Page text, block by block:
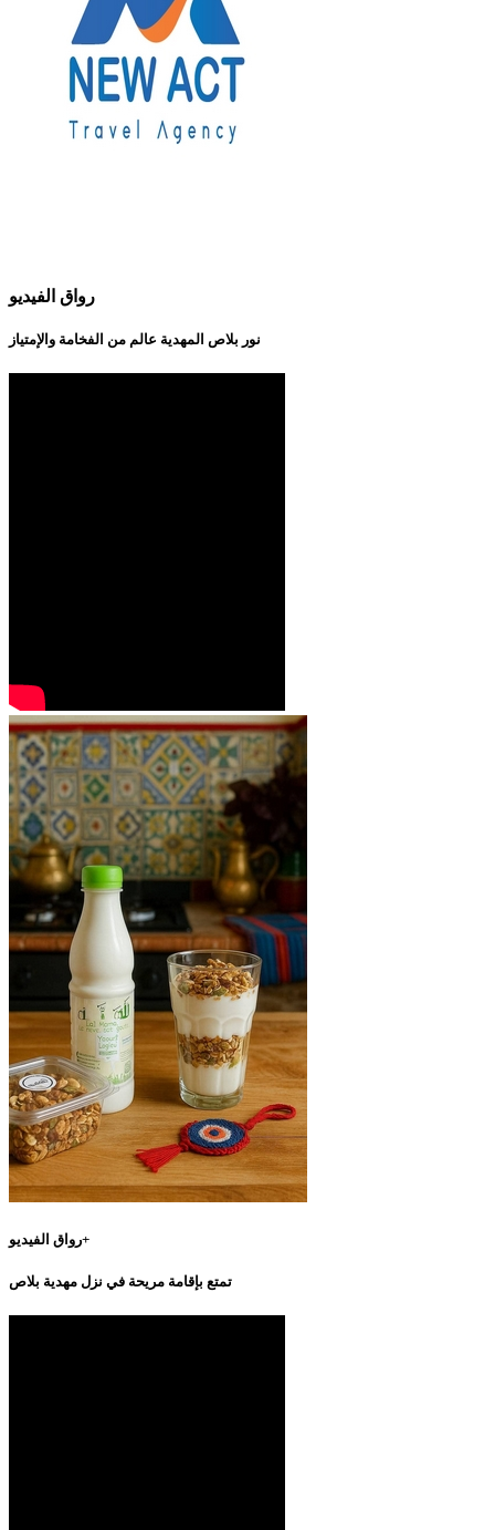
رواق الفيديو
نور بلاص المهدية عالم من الفخامة والإمتياز
رواق الفيديو+
تمتع بإقامة مريحة في نزل مهدية بلاص